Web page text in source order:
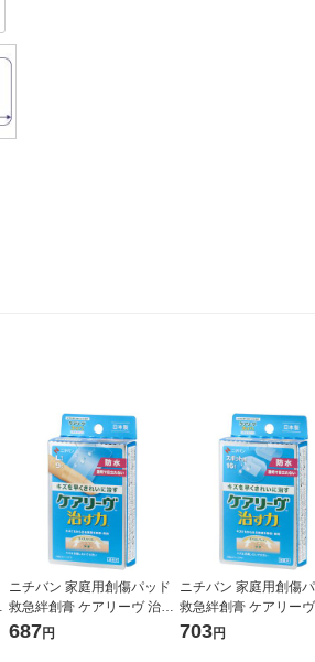
ニチバン 家庭用創傷パッド
救急絆創膏 ケアリーヴ 治す
力 防水タイプ Lサイズ 30m
687円
ニチバン 家庭用創傷
救急絆創膏 ケアリーヴ
力 防水タイプ スポッ
703円